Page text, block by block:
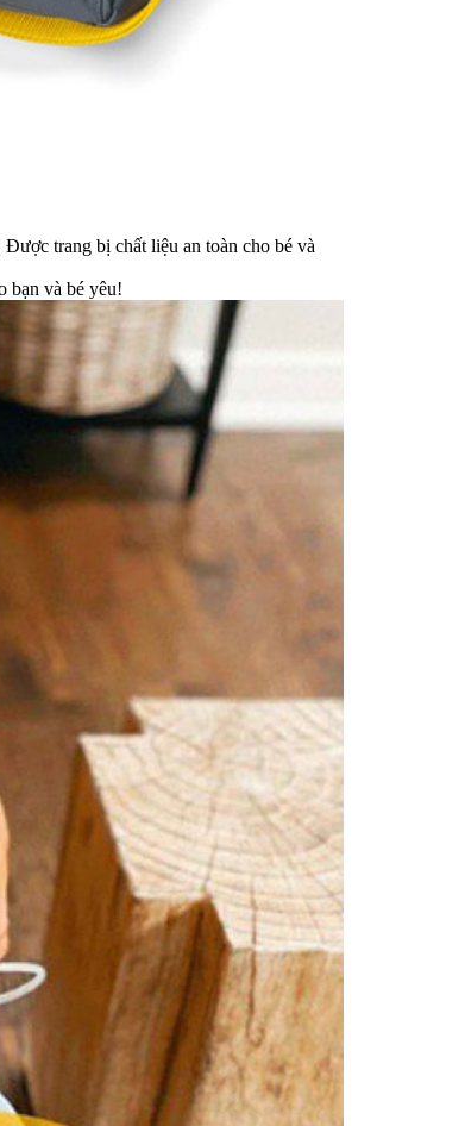
trang bị chất liệu an toàn cho bé và
bạn và bé yêu!